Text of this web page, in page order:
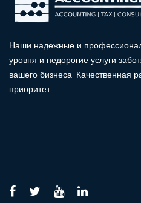
Наши надежные и
уровня и недорогие услуги
вашего бизнеса. Качественная
приоритет